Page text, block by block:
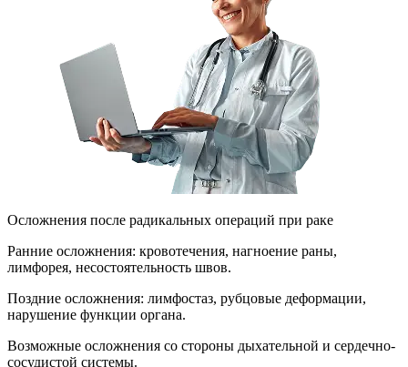
Осложнения после радикальных операций при раке
Ранние осложнения: кровотечения, нагноение раны,
лимфорея, несостоятельность швов.
Поздние осложнения: лимфостаз, рубцовые деформации,
нарушение функции органа.
Возможные осложнения со стороны дыхательной и сердечно-
сосудистой системы.